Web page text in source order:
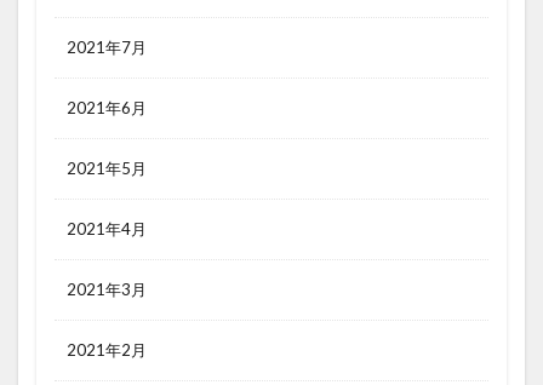
2021年7月
2021年6月
2021年5月
2021年4月
2021年3月
2021年2月